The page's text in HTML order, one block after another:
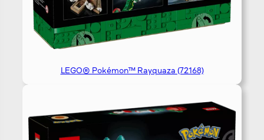
LEGO® Pokémon™ Rayquaza (72168)